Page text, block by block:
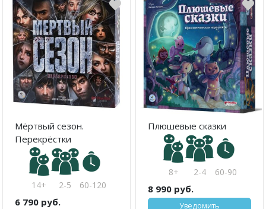
Мёртвый сезон.
Перекрёстки
14+ 2-5 60-120
6 790 руб.
Плюшевые сказки
8+ 2-4 60-90
8 990 руб.
Уведомить